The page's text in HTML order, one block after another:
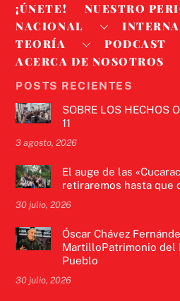
¡ÚNETE!
NUESTRO
NACIONAL
TEORÍA
PODCAST
ACERCA DE NOSOTROS
POSTS RECIENTES
SOBRE LOS HECHOS
11
3 agosto, 2026
El auge de las
retiraremos hasta que
30 julio, 2026
Óscar Chávez
MartilloPatrimonio del
Pueblo
30 julio, 2026